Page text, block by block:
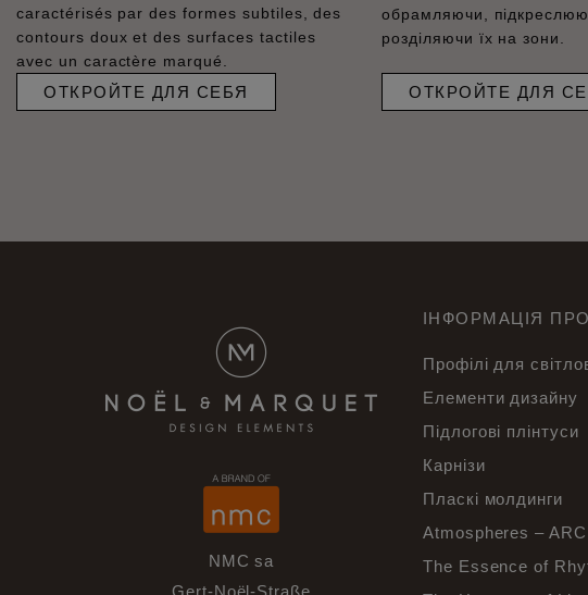
caractérisés par des formes subtiles, des
contours doux et des surfaces tactiles
avec un caractère marqué.
ОТКРОЙТЕ ДЛЯ СЕБЯ
обрамляючи,
розділяючи їх на зони.
ОТКРОЙТЕ ДЛЯ
NMC sa
Gert-Noël-Straße
ІНФОРМАЦІЯ
Профілі для
Елементи дизайну
Підлогові плінтуси
Карнізи
Пласкі молдинги
Atmospheres – ARC
The Essence of